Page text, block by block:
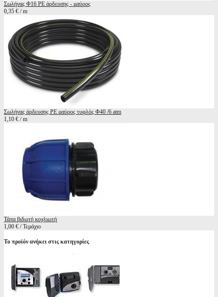
Σωλήνας Φ16 ΡΕ άρδευσης - μαύρος
0,35 € / m
Σωλήνας άρδευσης ΡΕ μαύρος τυφλός Φ40 /6 atm
1,10 € / m
Τάπα βιδωτή κοχλιωτή
1,00 € / Τεμάχιο
Το προϊόν ανήκει στις κατηγορίες